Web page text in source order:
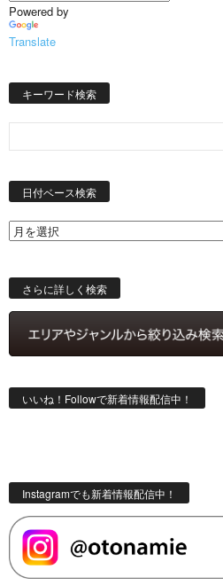
Powered by
Translate
キーワード検索
日付ベース検索
索
さらに詳しく検索
いいね！Followで新着情報配信中！
Instagramでも新着情報配信中！